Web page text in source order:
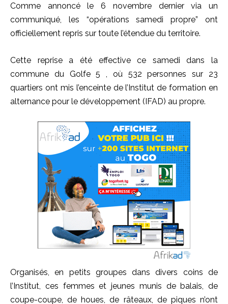
Comme annoncé le 6 novembre dernier via un
communiqué, les “opérations samedi propre” ont
officiellement repris sur toute l’étendue du territoire.
Cette reprise a été effective ce samedi dans la
commune du Golfe 5 , où 532 personnes sur 23
quartiers ont mis l’enceinte de l’Institut de formation en
alternance pour le développement (IFAD) au propre.
Organisés, en petits groupes dans divers coins de
l’Institut, ces femmes et jeunes munis de balais, de
coupe-coupe, de houes, de râteaux, de piques n’ont